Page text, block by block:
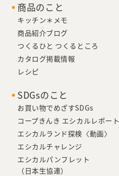
商品のこと
キッチン＊メモ
商品紹介ブログ
つくるひと つくるところ
カタログ掲載情報
レシピ
SDGsのこと
お買い物でめざすSDGs
コープきんき エシカルレポート
エシカルランド探検〈動画〉
エシカルチャレンジ
エシカルパンフレット
（日本生協連）